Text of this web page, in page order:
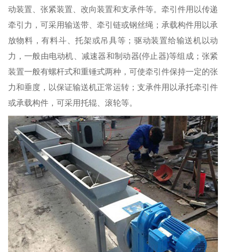
动装置、张紧装置、改向装置和支承件等。牵引件用以传递
牵引力，可采用输送带、牵引链或钢丝绳；承载构件用以承
放物料，有料斗、托架或吊具等；驱动装置给输送机以动
力，一般由电动机、减速器和制动器(停止器)等组成；张紧
装置一般有螺杆式和重锤式两种，可使牵引件保持一定的张
力和垂度，以保证输送机正常运转；支承件用以承托牵引件
或承载构件，可采用托辊、滚轮等。